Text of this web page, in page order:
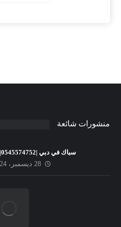
منشورات شائعة
سباك في دبي |0545574752| اعمال سباكة في دبي
28 ديسمبر، 2024